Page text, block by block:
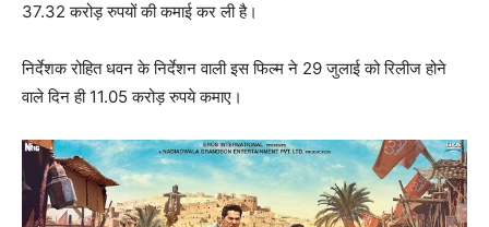
37.32 करोड़ रुपयों की कमाई कर ली है।
निर्देशक रोहित धवन के निर्देशन वाली इस फिल्म ने 29 जुलाई को रिलीज होने
वाले दिन ही 11.05 करोड़ रुपये कमाए।